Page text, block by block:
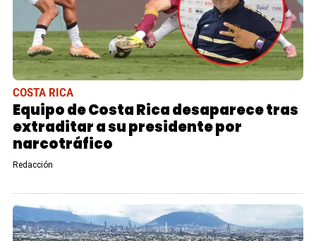
COSTA RICA
Equipo de Costa Rica desaparece tras
extraditar a su presidente por
narcotráfico
Redacción